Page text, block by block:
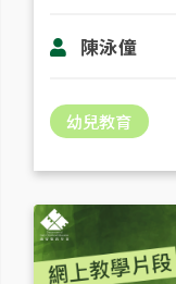
陳泳僮
幼兒教育